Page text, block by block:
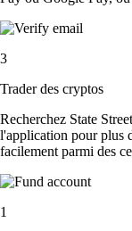
3
Trader des cryptos
Recherchez State
l'application pour plus
facilement parmi des
1